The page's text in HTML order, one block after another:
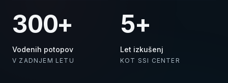
300+
Vodenih potopov
V ZADNJEM LETU
5+
Let izkušenj
KOT SSI CENTER